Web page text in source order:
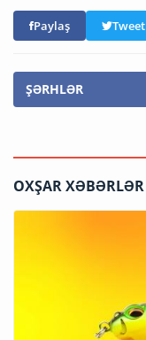
Paylaş Tweet
ŞƏRHLƏR
OXŞAR XƏBƏRLƏR